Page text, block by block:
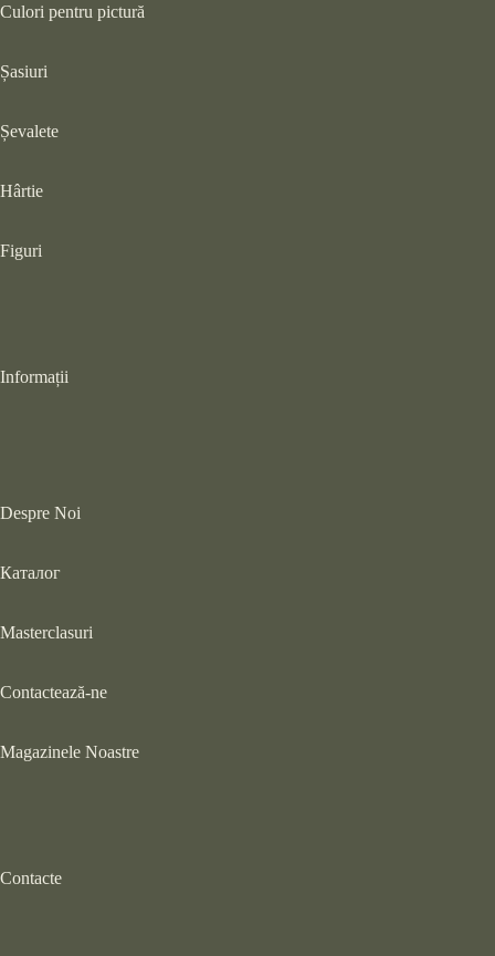
Culori pentru pictură
Șasiuri
Șevalete
Hârtie
Figuri
Informații
Despre Noi
Каталог
Masterclasuri
Contactează-ne
Magazinele Noastre
Contacte